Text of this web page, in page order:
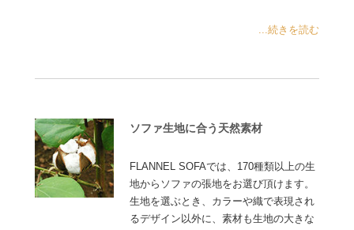
...続きを読む
ソファ生地に合う天然素材
FLANNEL SOFAでは、170種類以上の生
地からソファの張地をお選び頂けます。
生地を選ぶとき、カラーや織で表現され
るデザイン以外に、素材も生地の大きな